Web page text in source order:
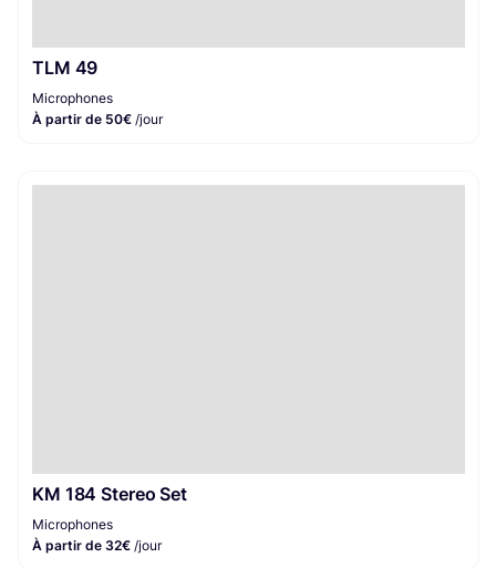
TLM 49
Microphones
À partir de 50€ /jour
KM 184 Stereo Set
Microphones
À partir de 32€ /jour